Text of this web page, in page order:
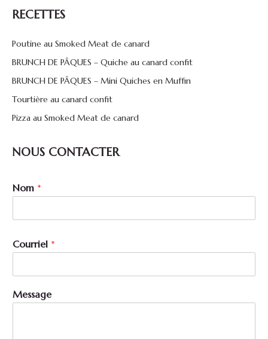
a
e
RECETTES
Poutine au Smoked Meat de canard
BRUNCH DE PÂQUES – Quiche au canard confit
BRUNCH DE PÂQUES – Mini Quiches en Muffin
Tourtière au canard confit
Pizza au Smoked Meat de canard
NOUS CONTACTER
C
o
r
i
e
C
o
u
Nom *
Courriel *
Message